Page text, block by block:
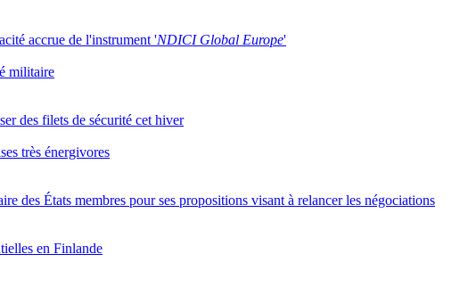
accrue de l'instrument 'NDICI Global Europe'
militaire
des filets de sécurité cet hiver
très énergivores
des États membres pour ses propositions visant à relancer les négociations
en Finlande